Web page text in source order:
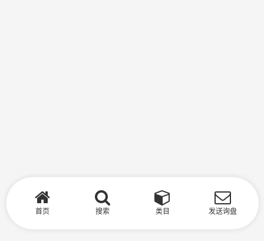
首页 搜索 类目 发送询盘